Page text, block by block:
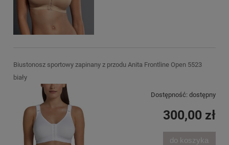
Biustonosz sportowy zapinany z przodu Anita Frontline Open 5523
biały
Dostępność: dostępny
300,00 zł
do koszyka